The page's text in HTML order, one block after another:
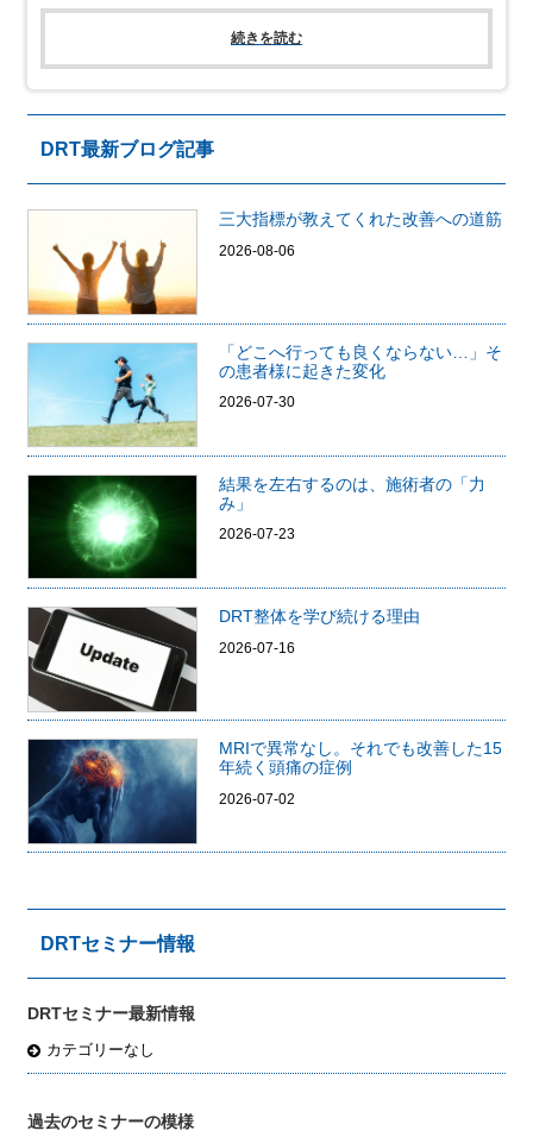
続きを読む
DRT最新ブログ記事
三大指標が教えてくれた改善への道筋
2026-08-06
「どこへ行っても良くならない…」そ
の患者様に起きた変化
2026-07-30
結果を左右するのは、施術者の「力
み」
2026-07-23
DRT整体を学び続ける理由
2026-07-16
MRIで異常なし。それでも改善した15
年続く頭痛の症例
2026-07-02
DRTセミナー情報
DRTセミナー最新情報
カテゴリーなし
過去のセミナーの模様